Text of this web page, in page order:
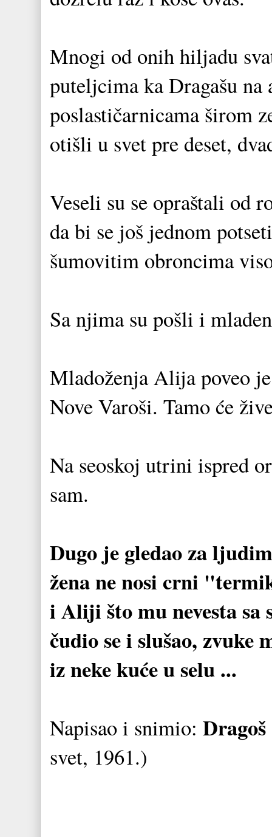
Mnogi od onih hiljadu
puteljcima ka Dragašu
poslastičarnicama širom
otišli u svet pre deset,
Veseli su se opraštali od
da bi se još jednom
šumovitim obroncima
Sa njima su pošli i
Mladoženja Alija poveo
Nove Varoši. Tamo će
Na seoskoj utrini ispred
sam.
Dugo je gledao za
žena ne nosi crni
i Aliji što mu nevesta sa
čudio se i slušao,
iz neke kuće u selu ...
Napisao i snimio:
svet, 1961.)